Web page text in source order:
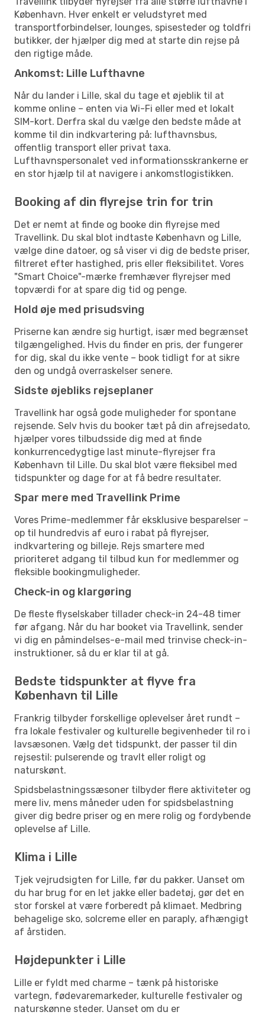
København. Hver enkelt er veludstyret med
transportforbindelser, lounges, spisesteder og toldfri
butikker, der hjælper dig med at starte din rejse på
den rigtige måde.
Ankomst: Lille Lufthavne
Når du lander i Lille, skal du tage et øjeblik til at
komme online – enten via Wi-Fi eller med et lokalt
SIM-kort. Derfra skal du vælge den bedste måde at
komme til din indkvartering på: lufthavnsbus,
offentlig transport eller privat taxa.
Lufthavnspersonalet ved informationsskrankerne er
en stor hjælp til at navigere i ankomstlogistikken.
Booking af din flyrejse trin for trin
Det er nemt at finde og booke din flyrejse med
Travellink. Du skal blot indtaste København og Lille,
vælge dine datoer, og så viser vi dig de bedste priser,
filtreret efter hastighed, pris eller fleksibilitet. Vores
"Smart Choice"-mærke fremhæver flyrejser med
topværdi for at spare dig tid og penge.
Hold øje med prisudsving
Priserne kan ændre sig hurtigt, især med begrænset
tilgængelighed. Hvis du finder en pris, der fungerer
for dig, skal du ikke vente – book tidligt for at sikre
den og undgå overraskelser senere.
Sidste øjebliks rejseplaner
Travellink har også gode muligheder for spontane
rejsende. Selv hvis du booker tæt på din afrejsedato,
hjælper vores tilbudsside dig med at finde
konkurrencedygtige last minute-flyrejser fra
København til Lille. Du skal blot være fleksibel med
tidspunkter og dage for at få bedre resultater.
Spar mere med Travellink Prime
Vores Prime-medlemmer får eksklusive besparelser –
op til hundredvis af euro i rabat på flyrejser,
indkvartering og billeje. Rejs smartere med
prioriteret adgang til tilbud kun for medlemmer og
fleksible bookingmuligheder.
Check-in og klargøring
De fleste flyselskaber tillader check-in 24-48 timer
før afgang. Når du har booket via Travellink, sender
vi dig en påmindelses-e-mail med trinvise check-in-
instruktioner, så du er klar til at gå.
Bedste tidspunkter at flyve fra
København til Lille
Frankrig tilbyder forskellige oplevelser året rundt –
fra lokale festivaler og kulturelle begivenheder til ro i
lavsæsonen. Vælg det tidspunkt, der passer til din
rejsestil: pulserende og travlt eller roligt og
naturskønt.
Spidsbelastningssæsoner tilbyder flere aktiviteter og
mere liv, mens måneder uden for spidsbelastning
giver dig bedre priser og en mere rolig og fordybende
oplevelse af Lille.
Klima i Lille
Tjek vejrudsigten for Lille, før du pakker. Uanset om
du har brug for en let jakke eller badetøj, gør det en
stor forskel at være forberedt på klimaet. Medbring
behagelige sko, solcreme eller en paraply, afhængigt
af årstiden.
Højdepunkter i Lille
Lille er fyldt med charme – tænk på historiske
vartegn, fødevaremarkeder, kulturelle festivaler og
naturskønne steder. Uanset om du er